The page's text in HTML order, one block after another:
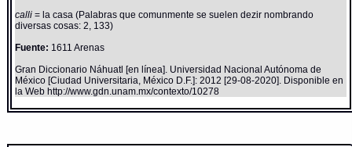
calli= la casa (Palabras que comunmente se suelen dezir nombrando
diversas cosas: 2, 133)
Fuente: 1611 Arenas
Gran Diccionario Náhuatl [en línea]. Universidad Nacional Autónoma de
México [Ciudad Universitaria, México D.F.]: 2012 [29-08-2020]. Disponible en
la Web http://www.gdn.unam.mx/contexto/10278